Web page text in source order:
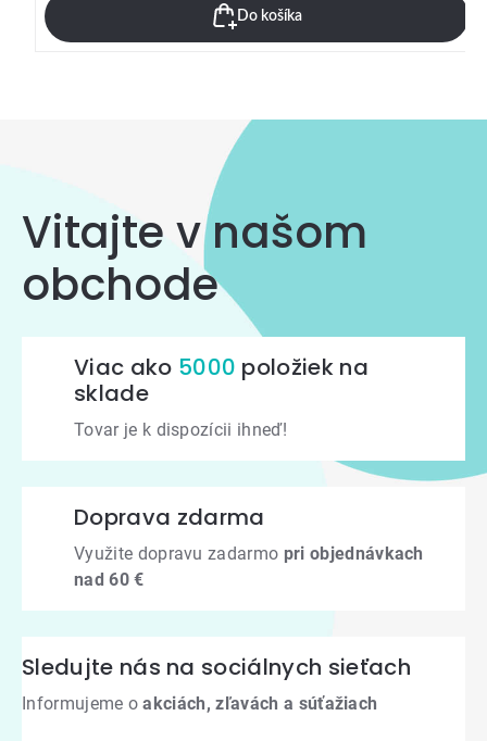
Do košíka
Vitajte v našom
obchode
Viac ako 5000 položiek na
sklade
Tovar je k dispozícii ihneď!
Doprava zdarma
Využite dopravu zadarmo pri objednávkach
nad 60 €
Sledujte nás na sociálnych sieťach
Informujeme oakciách, zľavách a súťažiach